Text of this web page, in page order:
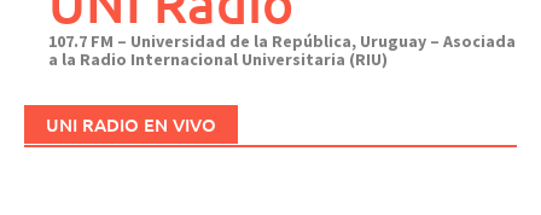
107.7 FM – Universidad de la República, Uruguay – Asociada
a la Radio Internacional Universitaria (RIU)
UNI RADIO EN VIVO